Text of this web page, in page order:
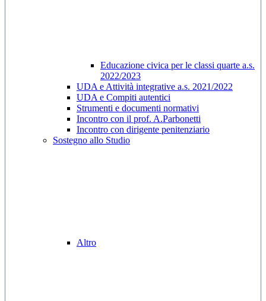
Educazione civica per le classi quarte a.s.
2022/2023
UDA e Attività integrative a.s. 2021/2022
UDA e Compiti autentici
Strumenti e documenti normativi
Incontro con il prof. A.Parbonetti
Incontro con dirigente penitenziario
Sostegno allo Studio
Altro